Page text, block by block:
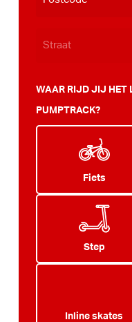
WAAR RIJD JIJ HET
PUMPTRACK?
Fiets
Step
Inline skates